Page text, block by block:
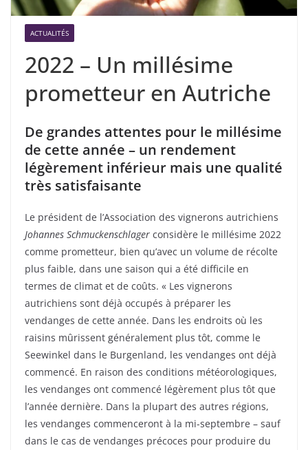
ACTUALITÉS
2022 – Un millésime
prometteur en Autriche
De grandes attentes pour le millésime
de cette année – un rendement
légèrement inférieur mais une qualité
très satisfaisante
Le président de l’Association des vignerons autrichiens
Johannes Schmuckenschlager considère le millésime 2022
comme prometteur, bien qu’avec un volume de récolte
plus faible, dans une saison qui a été difficile en
termes de climat et de coûts. « Les vignerons
autrichiens sont déjà occupés à préparer les
vendanges de cette année. Dans les endroits où les
raisins mûrissent généralement plus tôt, comme le
Seewinkel dans le Burgenland, les vendanges ont déjà
commencé. En raison des conditions météorologiques,
les vendanges ont commencé légèrement plus tôt que
l’année dernière. Dans la plupart des autres régions,
les vendanges commenceront à la mi-septembre – sauf
dans le cas de vendanges précoces pour produire du